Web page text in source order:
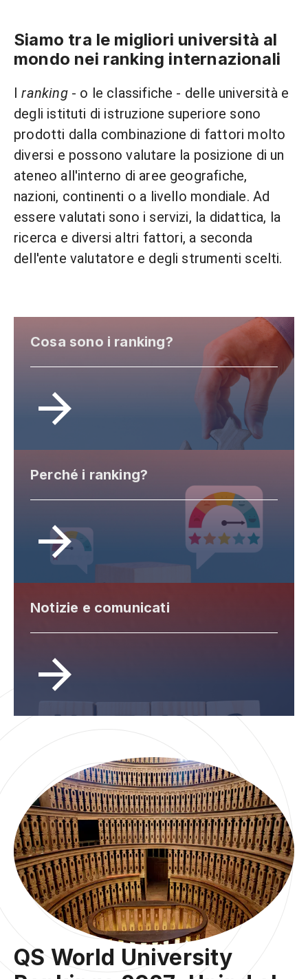
Siamo tra le migliori università al
mondo nei ranking internazionali
Iranking- o le classifiche - delle università e
degli istituti di istruzione superiore sono
prodotti dalla combinazione di fattori molto
diversi e possono valutare la posizione di un
ateneo all'interno di aree geografiche,
nazioni, continenti o a livello mondiale. Ad
essere valutati sono i servizi, la didattica, la
ricerca e diversi altri fattori, a seconda
dell'ente valutatore e degli strumenti scelti.
Cosa sono i ranking?
Perché i ranking?
Notizie e comunicati
QS World University